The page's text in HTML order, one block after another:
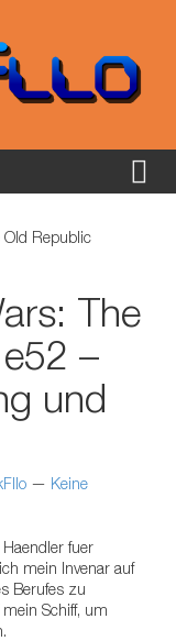
Old Republic
The
–
und
— Keine
fuer
mein Invenar auf
Berufes zu
Schiff, um